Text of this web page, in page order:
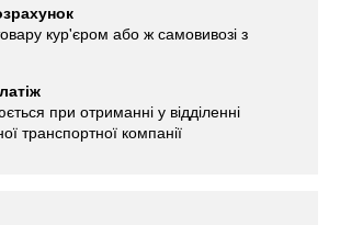
кур'єром або ж самовивозі з
при отриманні у відділенні
транспортної компанії